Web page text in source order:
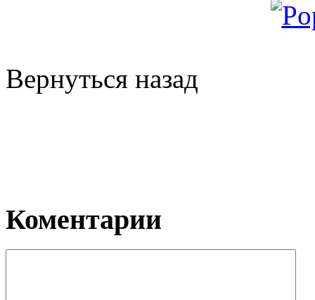
Вернуться назад
Коментарии